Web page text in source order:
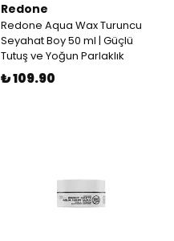
Redone
Redone Aqua Wax Turuncu
Seyahat Boy 50 ml | Güçlü
Tutuş ve Yoğun Parlaklık
₺ 109.90